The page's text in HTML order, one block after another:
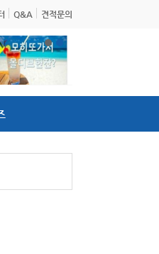
Q&A 견적문의